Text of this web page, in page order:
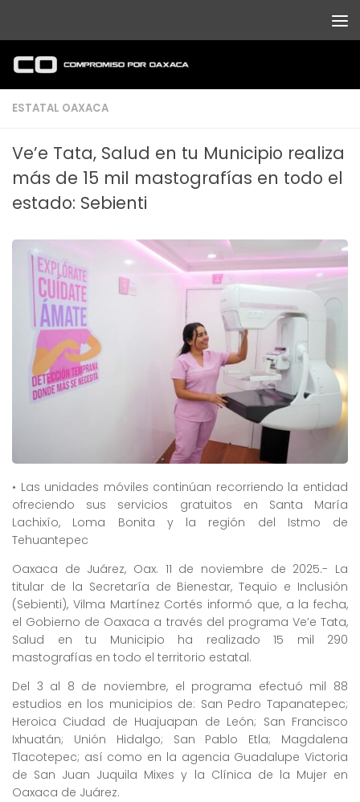
ESTATAL OAXACA
Ve’e Tata, Salud en tu Municipio realiza
más de 15 mil mastografías en todo el
estado: Sebienti
• Las unidades móviles continúan recorriendo la entidad
ofreciendo sus servicios gratuitos en Santa María
Lachixío, Loma Bonita y la región del Istmo de
Tehuantepec
Oaxaca de Juárez, Oax. 11 de noviembre de 2025.- La
titular de la Secretaría de Bienestar, Tequio e Inclusión
(Sebienti), Vilma Martínez Cortés informó que, a la fecha,
el Gobierno de Oaxaca a través del programa Ve’e Tata,
Salud en tu Municipio ha realizado 15 mil 290
mastografías en todo el territorio estatal.
Del 3 al 8 de noviembre, el programa efectuó mil 88
estudios en los municipios de: San Pedro Tapanatepec;
Heroica Ciudad de Huajuapan de León; San Francisco
Ixhuatán; Unión Hidalgo; San Pablo Etla; Magdalena
Tlacotepec; así como en la agencia Guadalupe Victoria
de San Juan Juquila Mixes y la Clínica de la Mujer en
Oaxaca de Juárez.